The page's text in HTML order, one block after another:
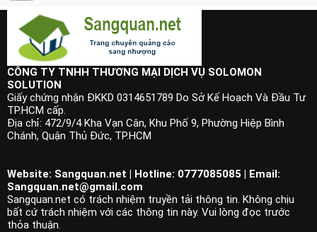
CÔNG TY TNHH THƯƠNG MẠI DỊCH VỤ SOLOMON
SOLUTION
Giấy chứng nhận ĐKKD 0314651789 Do Sở Kế Hoạch Và Đầu Tư
TP.HCM cấp.
Địa chỉ: 472/9/4 Kha Vạn Cân, Khu Phố 9, Phường Hiệp Bình
Chánh, Quận Thủ Đức, TP.HCM
Website: Sangquan.net | Hotline: 0777085085 | Email:
Sangquan.net@gmail.com
Sangquan.net có trách nhiệm truyền tải thông tin. Không chịu
bất cứ trách nhiệm với các thông tin này. Vui lòng đọc trước
thỏa thuận.